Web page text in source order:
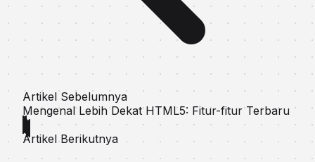
Artikel Sebelumnya
Mengenal Lebih Dekat HTML5: Fitur-fitur Terbaru
Artikel Berikutnya